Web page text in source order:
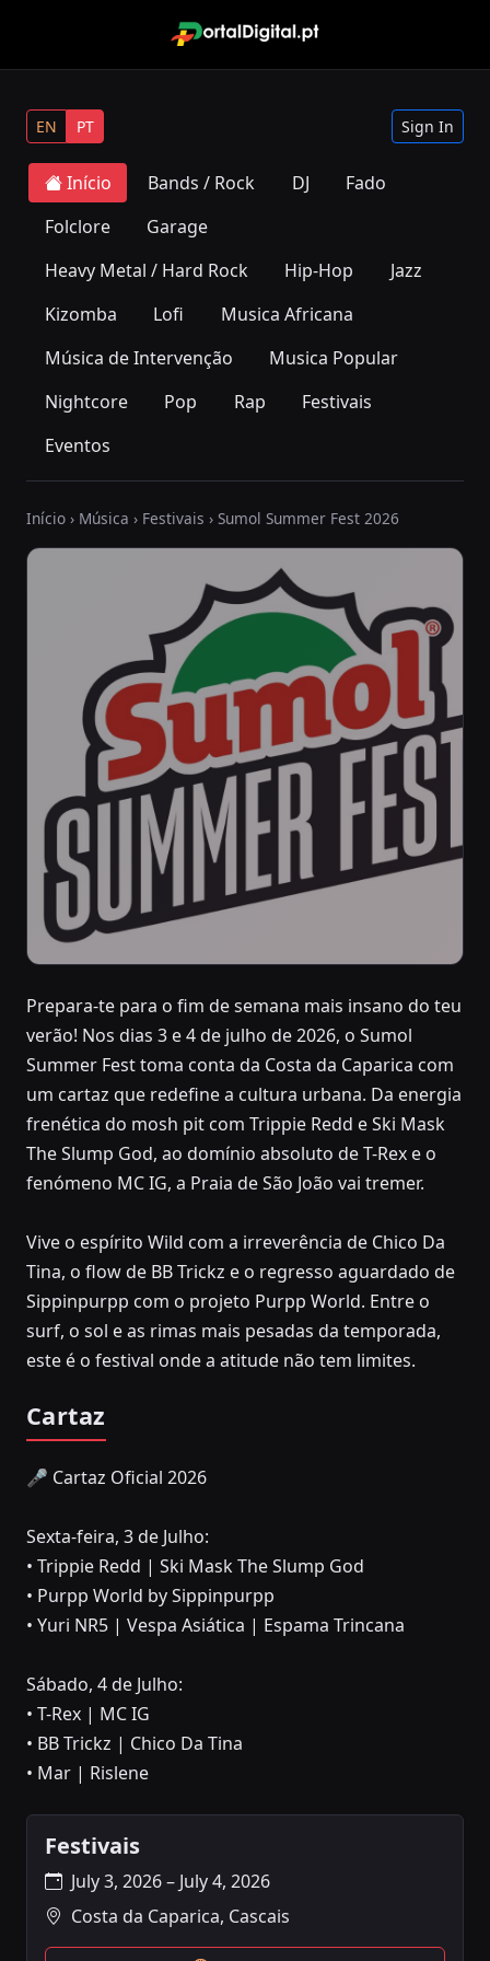
EN PT Sign In
Início Bands / Rock DJ
Fado
Folclore
Garage
Heavy Metal / Hard Rock
Hip-Hop
Jazz
Kizomba
Lofi
Musica Africana
Música de Intervenção
Musica Popular
Nightcore
Pop Rap
Festivais
Eventos
Início › Música › Festivais › Sumol Summer Fest 2026
JULY 3, 2026 – JULY 4, 2026
Sumol Summer Fest
2026
Costa da Caparica, Cascais
Prepara-te para o fim de semana mais insano do teu
verão! Nos dias 3 e 4 de julho de 2026, o Sumol
Summer Fest toma conta da Costa da Caparica com
um cartaz que redefine a cultura urbana. Da energia
frenética do mosh pit com Trippie Redd e Ski Mask
The Slump God, ao domínio absoluto de T-Rex e o
fenómeno MC IG, a Praia de São João vai tremer.
Vive o espírito Wild com a irreverência de Chico Da
Tina, o flow de BB Trickz e o regresso aguardado de
Sippinpurpp com o projeto Purpp World. Entre o
surf, o sol e as rimas mais pesadas da temporada,
este é o festival onde a atitude não tem limites.
Cartaz
🎤 Cartaz Oficial 2026
Sexta-feira, 3 de Julho:
• Trippie Redd | Ski Mask The Slump God
• Purpp World by Sippinpurpp
• Yuri NR5 | Vespa Asiática | Espama Trincana
Sábado, 4 de Julho:
• T-Rex | MC IG
• BB Trickz | Chico Da Tina
• Mar | Rislene
Festivais
July 3, 2026 – July 4, 2026
Costa da Caparica, Cascais